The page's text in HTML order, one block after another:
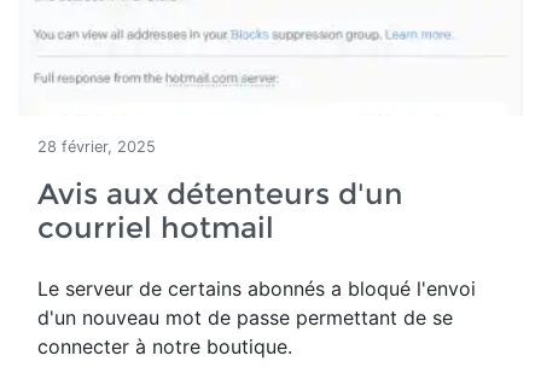
28 février, 2025
Avis aux détenteurs d'un
courriel hotmail
Le serveur de certains abonnés a bloqué l'envoi
d'un nouveau mot de passe permettant de se
connecter à notre boutique.